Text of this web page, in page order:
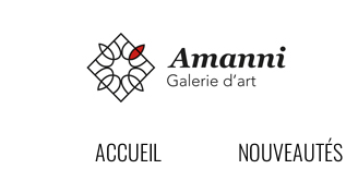
ACCUEIL NOUVEAUTÉS